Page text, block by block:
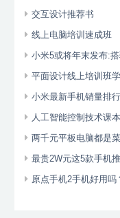
交互设计推荐书
线上电脑培训速成班
小米5或将年末发布:
平面设计线上培训班
小米最新手机销量排
人工智能控制技术课
两千元平板电脑都是
最贵2W元这5款手机
原点手机2手机好用